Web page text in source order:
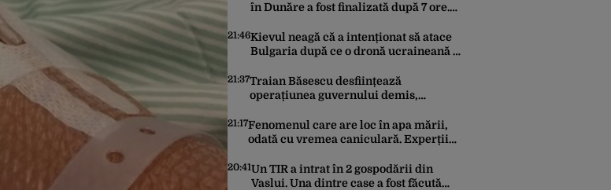
în Dunăre a fost finalizată după 7 ore.
simțite efectele
21:46Kievul neagă că a intenționat să atace
Bulgaria după ce o dronă ucraineană a
granița României
21:37Traian Băsescu desființează
operațiunea guvernului demis,
Dunăre: „Este o improvizație”
21:17Fenomenul care are loc în apa mării,
odată cu vremea caniculară. Experții
oamenii pot fi expuși
20:41Un TIR a intrat în 2 gospodării din
Vaslui. Una dintre case a fost făcută